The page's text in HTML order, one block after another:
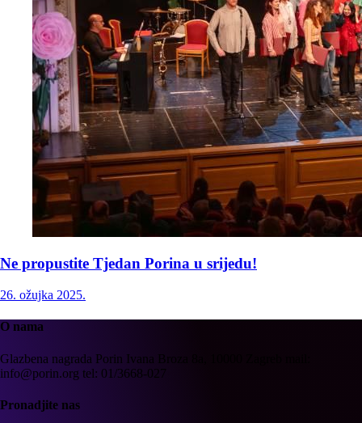
Ne propustite Tjedan Porina u srijedu!
26. ožujka 2025.
O nama
Glazbena nagrada Porin Ivana Broza 8a, 10000 Zagreb
info@porin.org tel: 01/3668-027
Pronadjite nas